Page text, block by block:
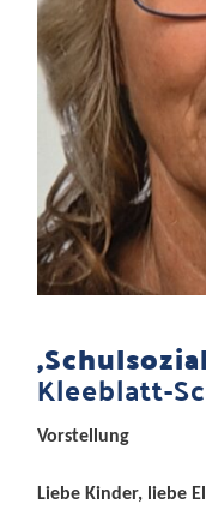
Kleeblatt-
Vorstellung
Liebe Kinder, liebe